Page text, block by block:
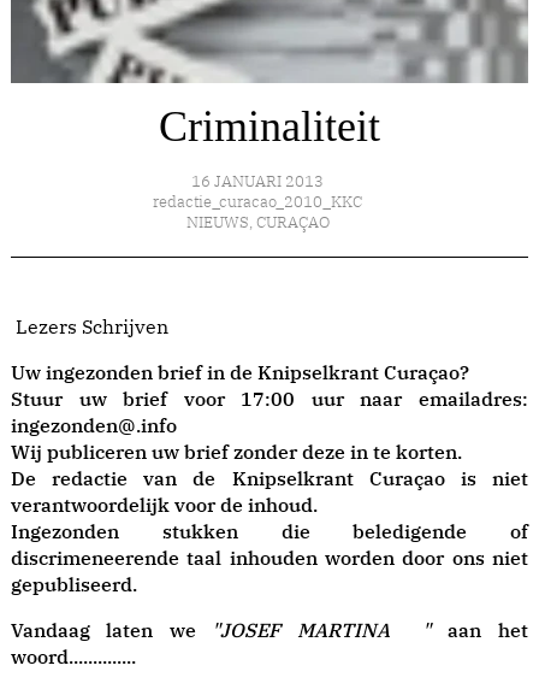
Criminaliteit
16 JANUARI 2013
redactie_curacao_2010_KKC
NIEUWS, CURAÇAO
Lezers Schrijven
Uw ingezonden brief in de Knipselkrant Curaçao?
Stuur uw brief voor 17:00 uur naar emailadres:
ingezonden@.info
Wij publiceren uw brief zonder deze in te korten.
De redactie van de Knipselkrant Curaçao is niet
verantwoordelijk voor de inhoud.
Ingezonden stukken die beledigende of
discrimeneerende taal inhouden worden door ons niet
gepubliseerd.
Vandaag laten we
"JOSEF MARTINA " aan het
woord..............